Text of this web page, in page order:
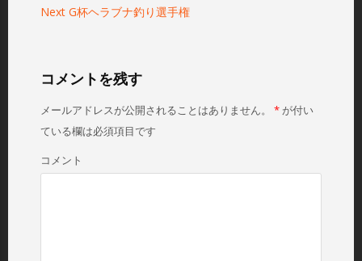
投
ビ
ー
シ
ョ
ン
r
i
u
s
Next N
t
o
s
t
G杯ヘラブナ釣り選手権
コメントを残す
メールアドレスが公開されることはありません。 * が付い
ている欄は必須項目です
コメント